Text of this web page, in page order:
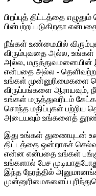
பிறப்புத் திட்டத்தை
பின்பற்றப்படுகிறதா
நீங்கள் உண்மையில்
விரும்புவதை அல்ல, உங்கள்
அல்ல, மருத்துவமனையின்
என்பதை அல்ல - தெளிவற்ற
உங்கள் முன்னுரிமைகளை
விருப்பங்களை
உங்கள் மருத்துவரிடம்
சொந்த மதிப்புகள் பற்றிய
அடையவும் உங்களைத்
இது உங்கள் துணையுடன்
திட்டத்தை ஒன்றாகச்
என்ன என்பதை உங்கள்
உங்களால் பேச
இந்த நேரத்தில்
முன்னுரிமைகளைப்